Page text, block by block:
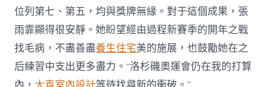
位列第七、第五，均與獎牌無緣。對于這個成果，張
雨霏顯得很安靜。她盼望經由過程新賽季的開年之戰
找毛病，不盡善盡養生住宅美的施展，也鼓勵她在之
后練習中支出更多盡力。“洛杉磯奧運會仍在我的打算